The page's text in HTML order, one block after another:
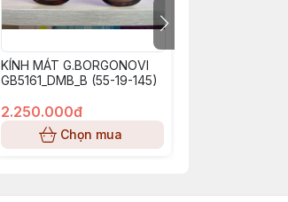
KÍNH MÁT G.BORGONOVI
GB5161_DMB_B (55-19-145)
2.250.000đ
Chọn mua